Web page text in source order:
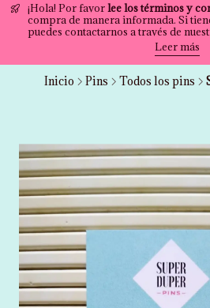
¡Hola! Por favorlee los términos y
compra de manera informada. Si
puedes contactarnos a través de
Leer más
Inicio Pins Todos los pins